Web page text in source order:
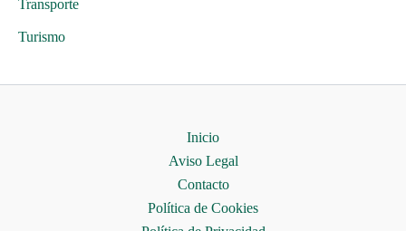
Transporte
Turismo
Inicio
Aviso Legal
Contacto
Política de Cookies